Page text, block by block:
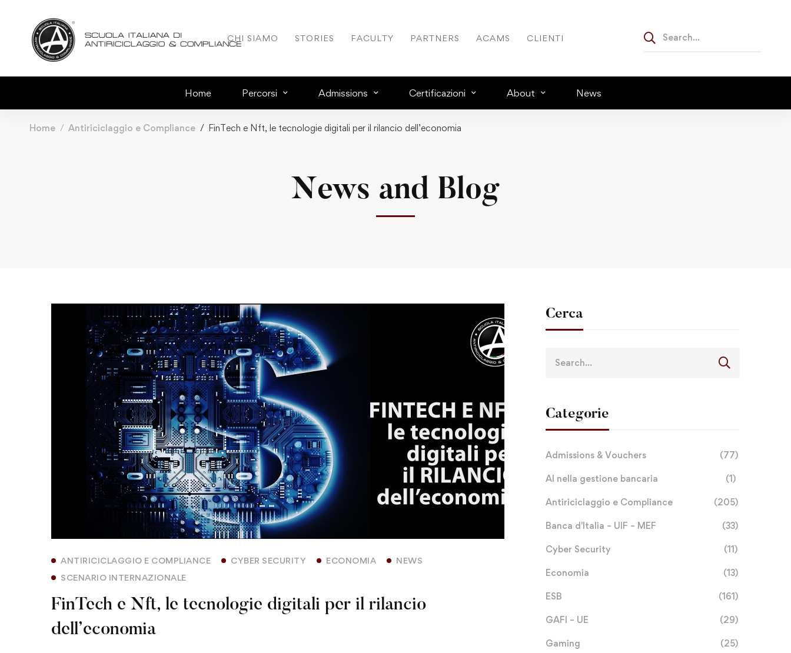
CHI SIAMO STORIES FACULTY PARTNERS ACAMS CLIENTI
Home Percorsi Admissions Certificazioni About News
Home Antiriciclaggio e Compliance FinTech e Nft, le tecnologie digitali per il rilancio dell’economia
News and Blog
ANTIRICICLAGGIO E COMPLIANCE CYBER SECURITY ECONOMIA
NEWS
SCENARIO INTERNAZIONALE
FinTech e Nft, le tecnologie digitali per il rilancio
dell’economia
Cerca
Categorie
Admissions & Vouchers (77)
AI nella gestione bancaria (1)
Antiriciclaggio e Compliance (205)
Banca d'Italia – UIF – MEF (33)
Cyber Security (11)
Economia (13)
ESB (161)
GAFI – UE (29)
Gaming (25)